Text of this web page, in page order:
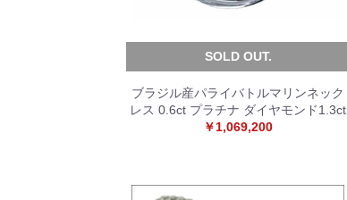
SOLD OUT.
ブラジル産パライバトルマリンネック
レス 0.6ct プラチナ ダイヤモンド1.3ct
￥1,069,200